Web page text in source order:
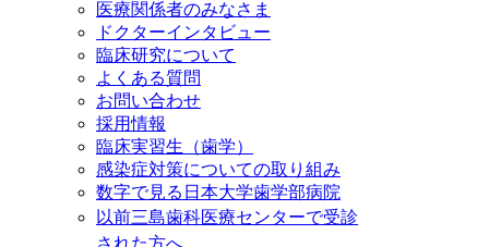
医療関係者のみなさま
ドクターインタビュー
臨床研究について
よくある質問
お問い合わせ
採用情報
臨床実習生（歯学）
感染症対策についての取り組み
数字で見る日本大学歯学部病院
以前三島歯科医療センターで受診
された方へ